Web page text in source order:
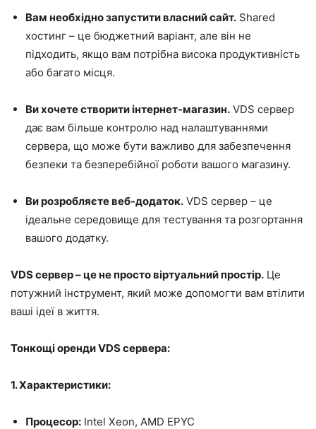
Вам необхідно запустити власний сайт. Shared
хостинг – це бюджетний варіант, але він не
підходить, якщо вам потрібна висока продуктивність
або багато місця.
Ви хочете створити інтернет-магазин. VDS сервер
дає вам більше контролю над налаштуваннями
сервера, що може бути важливо для забезпечення
безпеки та безперебійної роботи вашого магазину.
Ви розробляєте веб-додаток. VDS сервер – це
ідеальне середовище для тестування та розгортання
вашого додатку.
VDS сервер – це не просто віртуальний простір. Це
потужний інструмент, який може допомогти вам втілити
ваші ідеї в життя.
Тонкощі оренди VDS сервера:
1. Характеристики:
Процесор: Intel Xeon, AMD EPYC